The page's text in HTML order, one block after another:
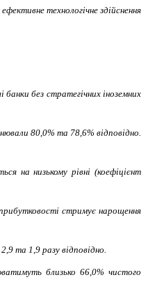
технологічне здійснення
без стратегічних іноземних
80,0% та 78,6% відповідно.
на низькому рівні (коефіцієнт
прибутковості стримує нарощення
та 1,9 разу відповідно.
близько 66,0% чистого